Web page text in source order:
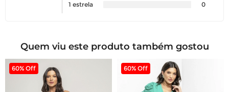
1 estrela
0
Quem viu este produto também gostou
60% Off 60% Off